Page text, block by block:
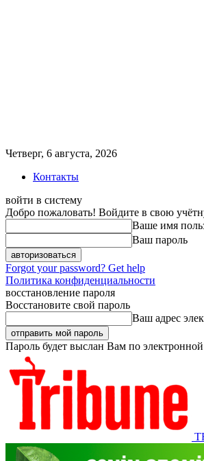
Четверг, 6 августа, 2026
Контакты
войти в систему
Добро пожаловать! Войдите в свою
Ваше имя
Ваш пароль
Forgot your password? Get help
Политика конфиденциальности
восстановление пароля
Восстановите свой пароль
Ваш адрес
Пароль будет выслан Вам по